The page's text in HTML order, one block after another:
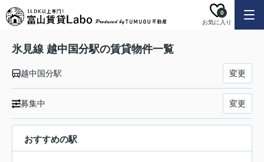
お気に入り
0
氷見線 越中国分駅の賃貸物件一覧
越中国分駅 変更
募集中 変更
おすすめの駅